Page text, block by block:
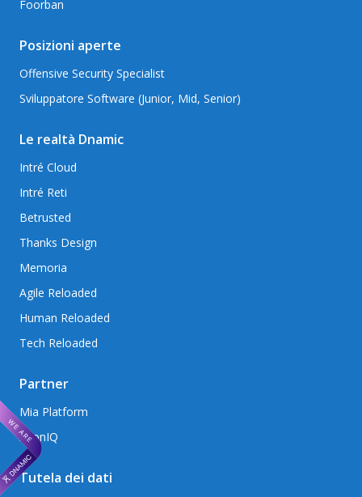
Foorban
Posizioni aperte
Offensive Security Specialist
Sviluppatore Software (Junior, Mid, Senior)
Le realtà Dnamic
Intré Cloud
Intré Reti
Betrusted
Thanks Design
Memoria
Agile Reloaded
Human Reloaded
Tech Reloaded
Partner
Mia Platform
AxonIQ
Tutela dei dati